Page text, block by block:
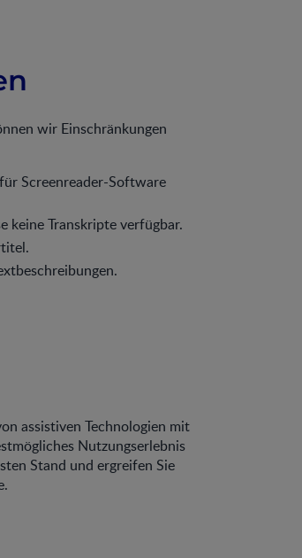
wir Einschränkungen
Screenreader-Software
keine Transkripte verfügbar.
assistiven Technologien mit
Nutzungserlebnis
Stand und ergreifen Sie